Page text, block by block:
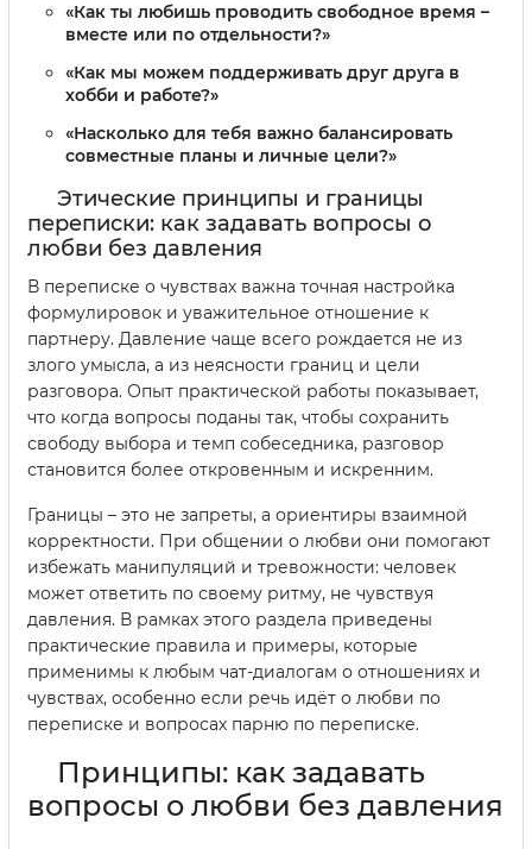
«Как ты любишь проводить свободное время –
вместе или по отдельности?»
«Как мы можем поддерживать друг друга в
хобби и работе?»
«Насколько для тебя важно балансировать
совместные планы и личные цели?»
Этические принципы и границы
переписки: как задавать вопросы о
любви без давления
В переписке о чувствах важна точная настройка
формулировок и уважительное отношение к
партнеру. Давление чаще всего рождается не из
злого умысла, а из неясности границ и цели
разговора. Опыт практической работы показывает,
что когда вопросы поданы так, чтобы сохранить
свободу выбора и темп собеседника, разговор
становится более откровенным и искренним.
Границы – это не запреты, а ориентиры взаимной
корректности. При общении о любви они помогают
избежать манипуляций и тревожности: человек
может ответить по своему ритму, не чувствуя
давления. В рамках этого раздела приведены
практические правила и примеры, которые
применимы к любым чат-диалогам о отношениях и
чувствах, особенно если речь идёт о любви по
переписке и вопросах парню по переписке.
Принципы: как задавать
вопросы о любви без давления